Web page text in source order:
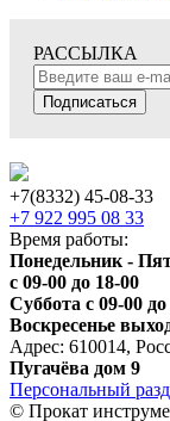
РАССЫЛКА
Подписаться
+7(8332) 45-08-33
+7 922 995 08 33
Время работы:
Понедельник -
с 09-00 до 18-00
Суббота с 09-00 до
Воскресенье
Адрес: 610014,
Пугачёва дом 9
Персональный
© Прокат